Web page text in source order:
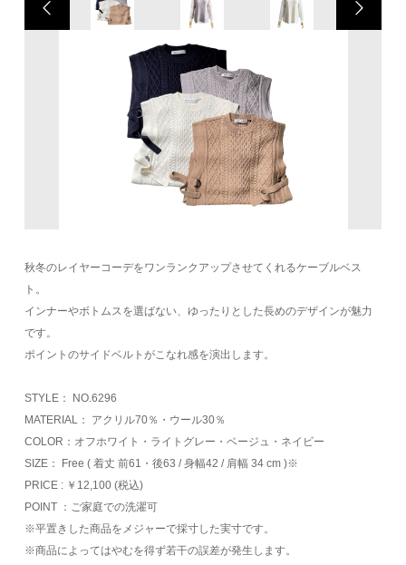
秋冬のレイヤーコーデをワンランクアップさせてくれるケーブルベス
ト。
インナーやボトムスを選ばない、ゆったりとした長めのデザインが魅力
です。
ポイントのサイドベルトがこなれ感を演出します。
STYLE： NO.6296
MATERIAL： アクリル70％・ウール30％
COLOR：オフホワイト・ライトグレー・ベージュ・ネイビー
SIZE： Free ( 着丈 前61・後63 / 身幅42 / 肩幅 34 cm )※
PRICE : ￥12,100 (税込)
POINT ：ご家庭での洗濯可
※平置きした商品をメジャーで採寸した実寸です。
※商品によってはやむを得ず若干の誤差が発生します。